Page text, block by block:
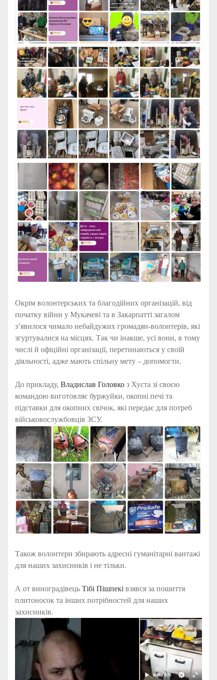
Окрім волонтерських та благодійних організацій, від
початку війни у Мукачеві та в Закарпатті загалом
з’явилося чимало небайдужих громадян-волонтерів, які
згуртувалися на місцях. Так чи інакше, усі вони, в тому
числі й офіційні організації, перетинаються у своїй
діяльності, адже мають спільну мету – допомогти.
До прикладу, Владислав Головко з Хуста зі своєю
командою виготовляє буржуйки, окопні печі та
підставки для окопних свічок, які передає для потреб
військовослужбовців ЗСУ.
Також волонтери збирають адресні гуманітарні вантажі
для наших захисників і не тільки.
А от виноградівець Тібі Пішпекі взявся за пошиття
плитоносок та інших потрібностей для наших
захисників.